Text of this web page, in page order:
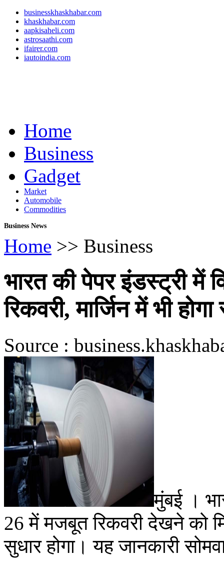
businesskhaskhabar.com
khaskhabar.com
aapkisaheli.com
astrosaathi.com
ifairer.com
iautoindia.com
Home
Business
Gadget
Market
Automobile
Commodities
Business News
Home >> Business
भारत की पेपर इंडस्ट्री में
रिकवरी, मार्जिन में भी होगा
Source :
मुंबई ।
26 में मजबूत रिकवरी देखने को
सुधार होगा। यह जानकारी